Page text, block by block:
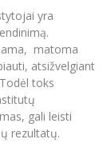
(HET)
yra
matoma
atsižvelgiant
toks
gali leisti
rezultatų.